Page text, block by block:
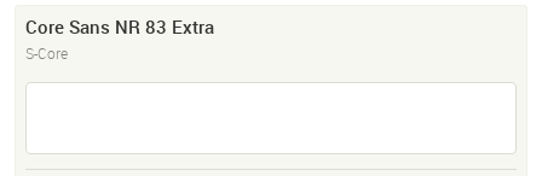
Core Sans NR 83 Extra
S-Core